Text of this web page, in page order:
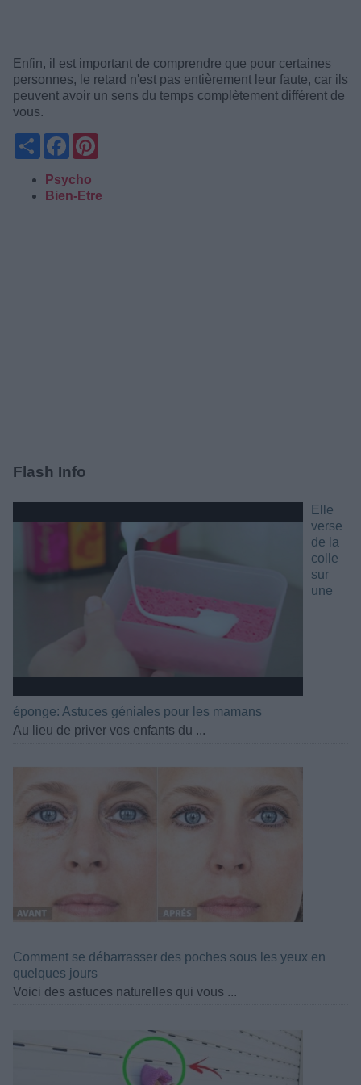
Enfin, il est important de comprendre que pour certaines
personnes, le retard n'est pas entièrement leur faute, car ils
peuvent avoir un sens du temps complètement différent de
vous.
PartagerFacebook
Psycho
Bien-Etre
Flash Info
Elle
verse
de la
colle
sur
une
éponge: Astuces géniales pour les mamans
Au lieu de priver vos enfants du ...
Comment se débarrasser des poches sous les yeux en
quelques jours
Voici des astuces naturelles qui vous ...